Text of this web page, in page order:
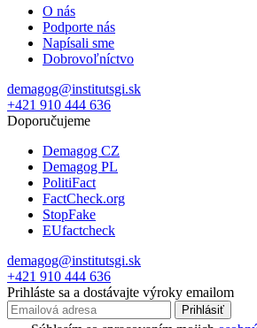
O nás
Podporte nás
Napísali sme
Dobrovoľníctvo
demagog@institutsgi.sk
+421 910 444 636
Doporučujeme
Demagog CZ
Demagog PL
PolitiFact
FactCheck.org
StopFake
EUfactcheck
demagog@institutsgi.sk
+421 910 444 636
Prihláste sa a dostávajte výroky emailom
Prihlásiť